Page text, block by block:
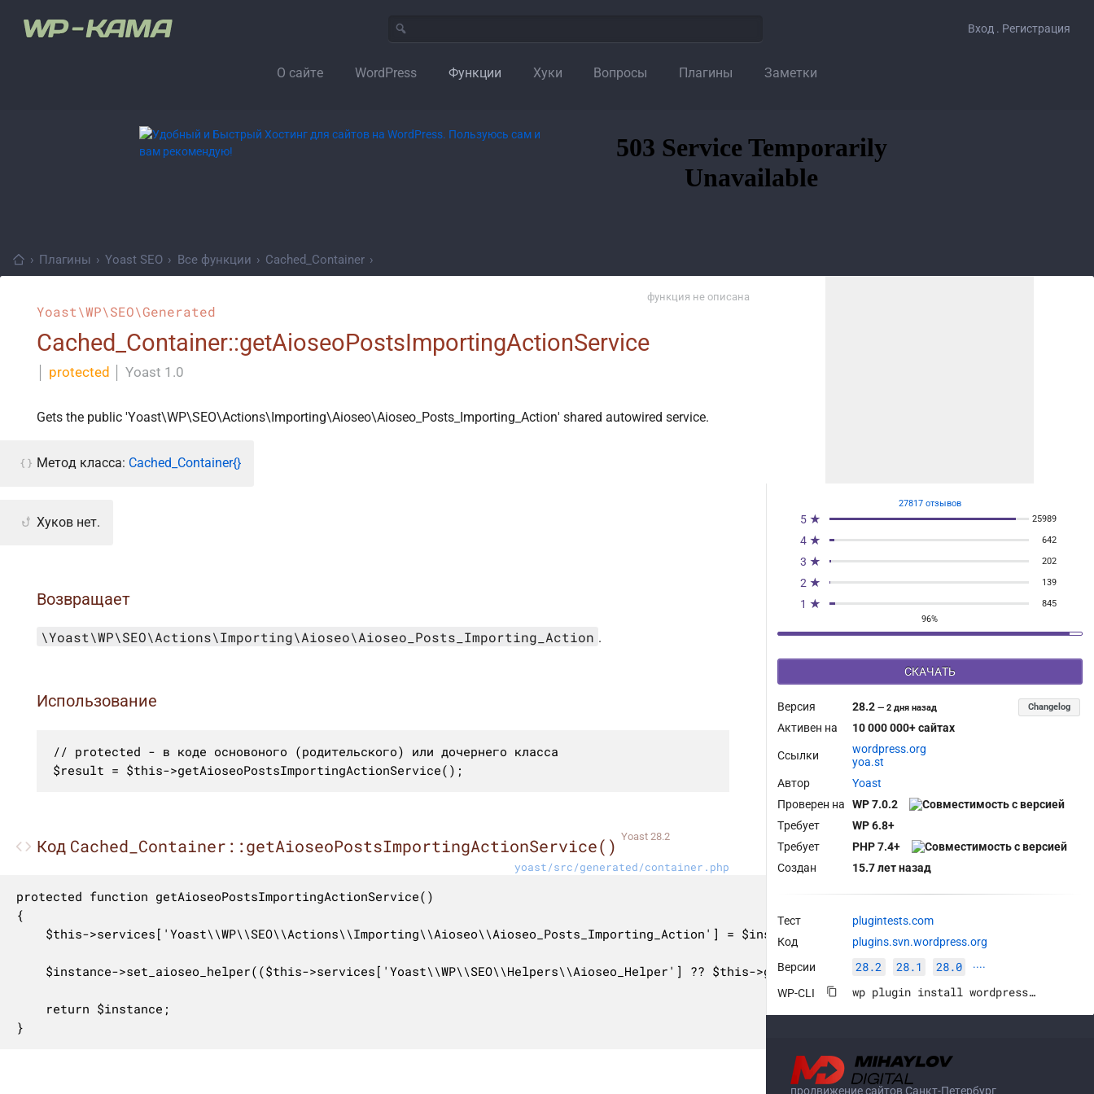
Вход . Регистрация
О сайте WordPress Функции Хуки Вопросы Плагины Заметки
› Плагины › Yoast SEO › Все функции › Cached_Container ›
функция не описана
Yoast\WP\SEO\Generated
Cached_Container::getAioseoPostsImportingActionService
protected Yoast 1.0
Gets the public 'Yoast\WP\SEO\Actions\Importing\Aioseo\Aioseo_Posts_Importing_Action' shared autowired service.
Метод класса: Cached_Container{}
Хуков нет.
Возвращает
\Yoast\WP\SEO\Actions\Importing\Aioseo\Aioseo_Posts_Importing_Action .
Использование
// protected - в коде основоного (родительского) или дочернего класса
$result = $this->getAioseoPostsImportingActionService();
Код Cached_Container::getAioseoPostsImportingActionService() Yoast 28.2
yoast/src/generated/container.php
protected function getAioseoPostsImportingActionService()
{
$this->services['Yoast\\WP\\SEO\\Actions\\Importing\\Aioseo\\Aioseo_Posts_Importing_Action'] = $instance = new
    $instance->set_aioseo_helper(($this->services['Yoast\\WP\\SEO\\Helpers\\Aioseo_Helper'] ?? $this->getAioseoHelperService()));
    return $instance;
}
27817 отзывов
5 ★ 25989
4 ★ 642
3 ★ 202
2 ★ 139
1 ★
845
96%
СКАЧАТЬ
Версия 28.2—2 дня назад Changelog
Активен на 10 000 000+ сайтах
Ссылки
wordpress.org
yoa.st
Автор
Yoast
Проверен на
WP 7.0.2
Требует
WP 6.8+
Требует
PHP 7.4+
Создан
15.7 лет назад
Тест
plugintests.com
Код
plugins.svn.wordpress.org
Версии
28.2 28.1 28.0 ····
WP-CLI wp plugin install wordpress-seo --activate
продвижение сайтов Санкт-Петербург